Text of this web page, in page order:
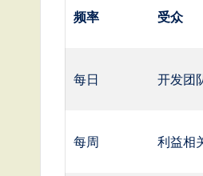
频率 受众
每日 开发团
每周 利益相